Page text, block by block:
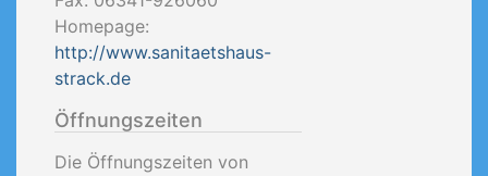
Homepage:
http://www.sanitaetshaus-
strack.de
Öffnungszeiten
Die Öffnungszeiten von